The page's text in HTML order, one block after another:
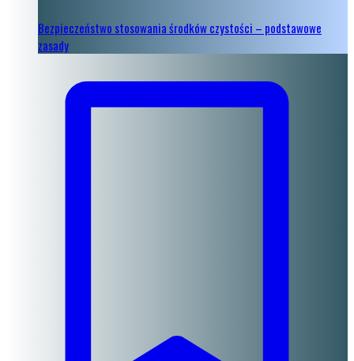
Bezpieczeństwo stosowania środków czystości – podstawowe
zasady